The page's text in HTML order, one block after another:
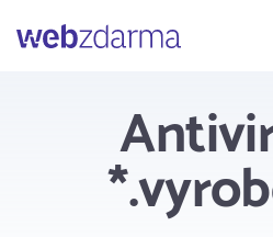
Webzdarma